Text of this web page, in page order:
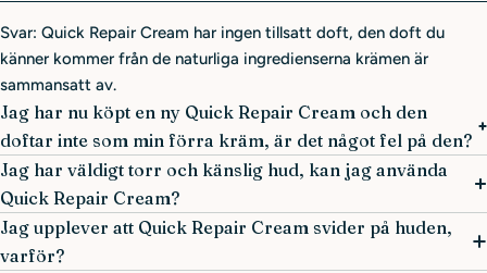
Svar: Quick Repair Cream har ingen tillsatt doft, den doft du
känner kommer från de naturliga ingredienserna krämen är
sammansatt av.
Jag har nu köpt en ny Quick Repair Cream och den
doftar inte som min förra kräm, är det något fel på den?
Jag har väldigt torr och känslig hud, kan jag använda
Quick Repair Cream?
Jag upplever att Quick Repair Cream svider på huden,
varför?